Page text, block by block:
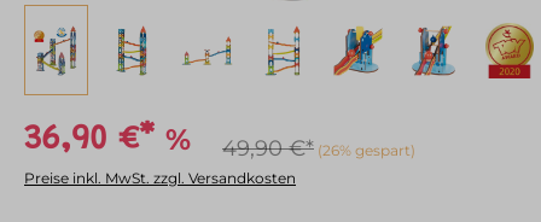
36,90 €* % 49,90 €* (26% gespart)
Preise inkl. MwSt. zzgl. Versandkosten